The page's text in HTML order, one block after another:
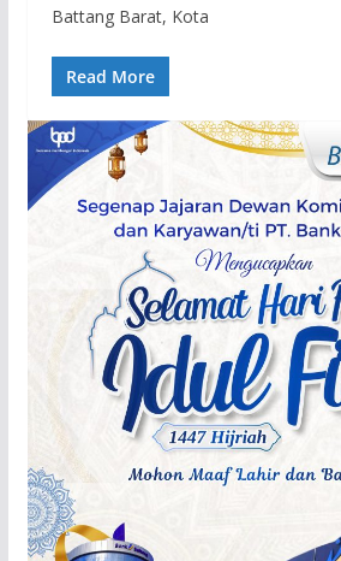
Battang Barat, Kota
Read More